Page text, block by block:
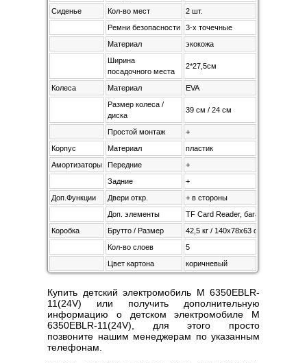
Сиденье Кол-во мест
2 шт.
Ремни безопасности
3-х точечные
Материал
экокожа
Ширина
посадочного места
2*27,5см
Колеса Материал
EVA
Размер колеса /
диска
39 см / 24 см
Простой монтаж
+
Корпус
Материал
пластик
Амортизаторы
Передние
+
Задние
+
Доп.Функции
Двери откр.
+ в стороны
Доп. элементы
TF Card Reader, багажник
Коробка
Брутто / Размер
42,5 кг / 140х78х63 см
Кол-во слоев
5
Цвет картона
коричневый
Купить детский электромобиль M 6350EBLR-
11(24V) или получить дополнительную
информацию о детском электромобиле M
6350EBLR-11(24V), для этого просто
позвоните нашим менеджерам по указанным
телефонам.